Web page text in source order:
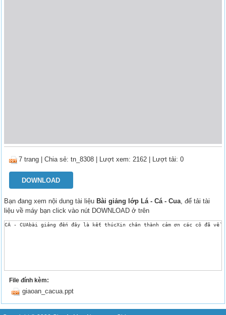
7 trang |Chia sẻ:tn_8308 | Lượt xem: 2162 | Lượt tải: 0
DOWNLOAD
Bạn đang xem nội dung tài liệu Bài giảng lớp Lá - Cá - Cua, để tải tài
liệu về máy bạn click vào nút DOWNLOAD ở trên
CÁ - CUAbài giảng đến đây là kết thúcXin chân thành cảm ơn các cô đã về
File đính kèm:
giaoan_cacua.ppt